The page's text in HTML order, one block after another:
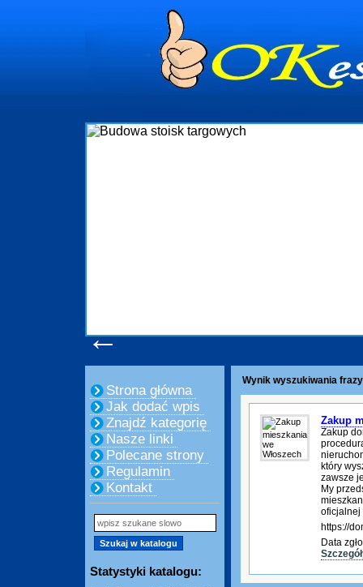
←
Strona główna
Jak dodać wpis
Znajdź kategorię
Nasze linki
Polecane strony
Regulamin
Kontakt
Statystyki katalogu:
Wynik wyszukiwania
Zakup
Zakup
który
zawsze
My
oficjalnej
https://
Data